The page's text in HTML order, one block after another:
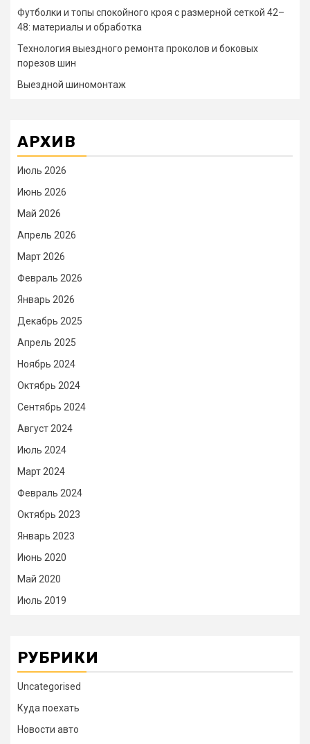
Футболки и топы спокойного кроя с размерной сеткой 42–
48: материалы и обработка
Технология выездного ремонта проколов и боковых
порезов шин
Выездной шиномонтаж
АРХИВ
Июль 2026
Июнь 2026
Май 2026
Апрель 2026
Март 2026
Февраль 2026
Январь 2026
Декабрь 2025
Апрель 2025
Ноябрь 2024
Октябрь 2024
Сентябрь 2024
Август 2024
Июль 2024
Март 2024
Февраль 2024
Октябрь 2023
Январь 2023
Июнь 2020
Май 2020
Июль 2019
РУБРИКИ
Uncategorised
Куда поехать
Новости авто